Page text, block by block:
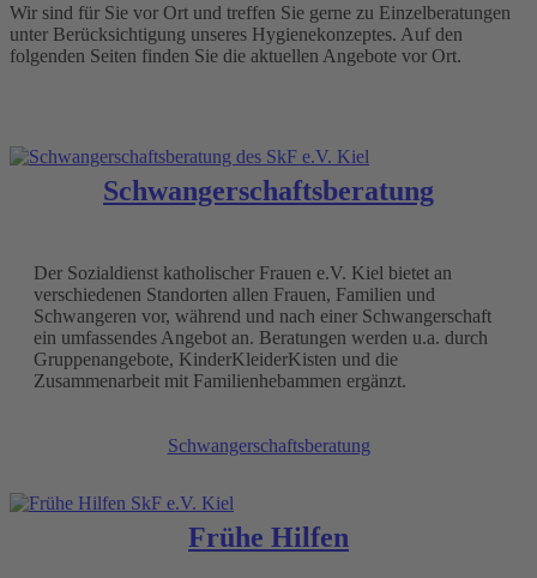
Wir sind für Sie vor Ort und treffen Sie gerne zu Einzelberatungen
unter Berücksichtigung unseres Hygienekonzeptes. Auf den
folgenden Seiten finden Sie die aktuellen Angebote vor Ort.
Schwangerschaftsberatung
Der Sozialdienst katholischer Frauen e.V. Kiel bietet an
verschiedenen Standorten allen Frauen, Familien und
Schwangeren vor, während und nach einer Schwangerschaft
ein umfassendes Angebot an. Beratungen werden u.a. durch
Gruppenangebote, KinderKleiderKisten und die
Zusammenarbeit mit Familienhebammen ergänzt.
Schwangerschaftsberatung
Frühe Hilfen